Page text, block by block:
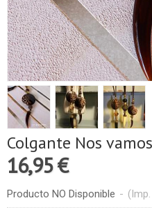
Colgante Nos
16,95 €
Producto NO Disponible -